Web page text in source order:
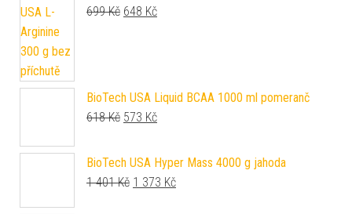
699Kč Původní cena byla: 699 Kč.
648 KčAktuální cena je: 648 Kč.
BioTech USA Liquid BCAA 1000 ml pomeranč
618Kč Původní cena byla: 618 Kč.
573 KčAktuální cena je: 573 Kč.
BioTech USA Hyper Mass 4000 g jahoda
1 401Kč Původní cena byla: 1 401 Kč.
1 373 KčAktuální cena je: 1 373 Kč.